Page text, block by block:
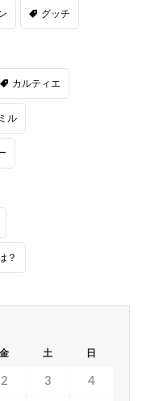
グッチ
カルティエ
ル
？
金 土 日
2 3 4